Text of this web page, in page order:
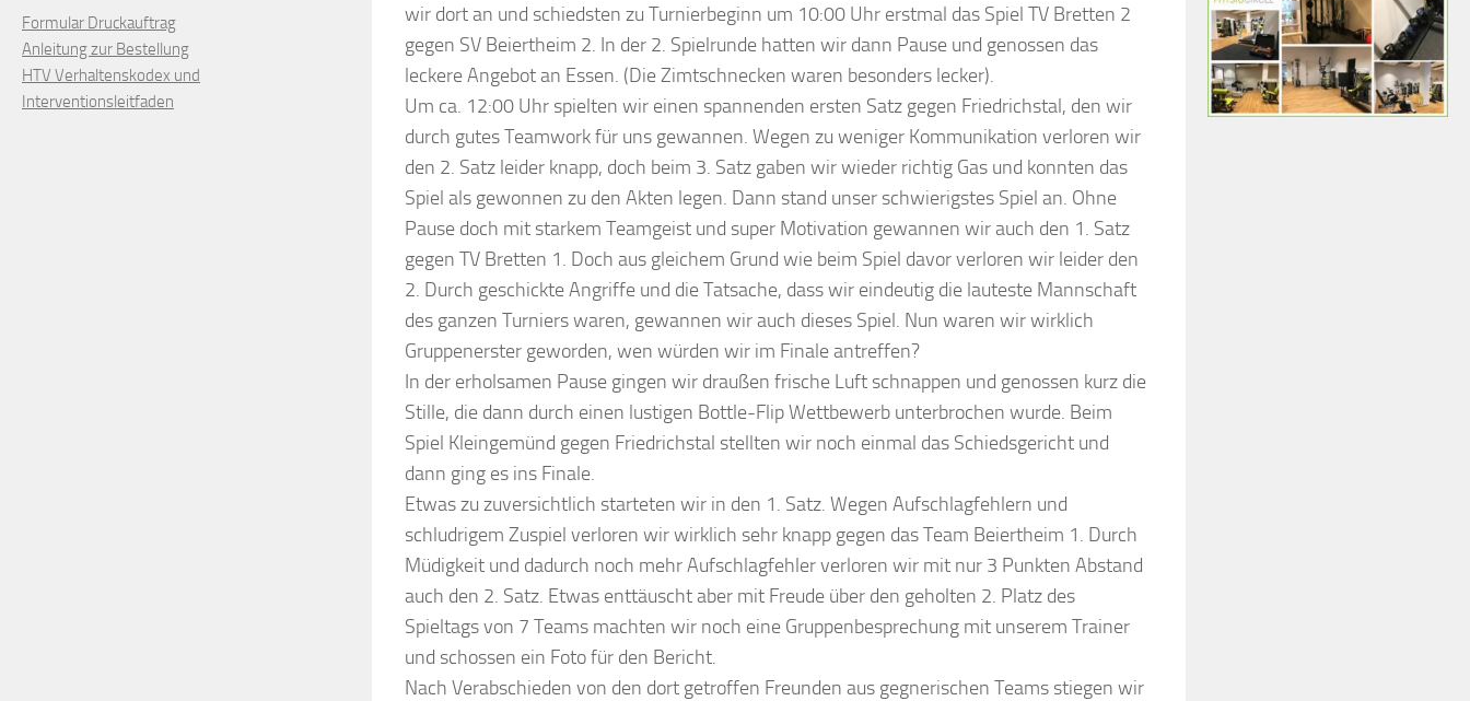
wir dort an und schiedsten zu Turnierbeginn um 10:00 Uhr erstmal das Spiel TV Bretten 2
gegen SV Beiertheim 2. In der 2. Spielrunde hatten wir dann Pause und genossen das
leckere Angebot an Essen. (Die Zimtschnecken waren besonders lecker).
Um ca. 12:00 Uhr spielten wir einen spannenden ersten Satz gegen Friedrichstal, den wir
durch gutes Teamwork für uns gewannen. Wegen zu weniger Kommunikation verloren wir
den 2. Satz leider knapp, doch beim 3. Satz gaben wir wieder richtig Gas und konnten das
Spiel als gewonnen zu den Akten legen. Dann stand unser schwierigstes Spiel an. Ohne
Pause doch mit starkem Teamgeist und super Motivation gewannen wir auch den 1. Satz
gegen TV Bretten 1. Doch aus gleichem Grund wie beim Spiel davor verloren wir leider den
2. Durch geschickte Angriffe und die Tatsache, dass wir eindeutig die lauteste Mannschaft
des ganzen Turniers waren, gewannen wir auch dieses Spiel. Nun waren wir wirklich
Gruppenerster geworden, wen würden wir im Finale antreffen?
In der erholsamen Pause gingen wir draußen frische Luft schnappen und genossen kurz die
Stille, die dann durch einen lustigen Bottle-Flip Wettbewerb unterbrochen wurde. Beim
Spiel Kleingemünd gegen Friedrichstal stellten wir noch einmal das Schiedsgericht und
dann ging es ins Finale.
Etwas zu zuversichtlich starteten wir in den 1. Satz. Wegen Aufschlagfehlern und
schludrigem Zuspiel verloren wir wirklich sehr knapp gegen das Team Beiertheim 1. Durch
Müdigkeit und dadurch noch mehr Aufschlagfehler verloren wir mit nur 3 Punkten Abstand
auch den 2. Satz. Etwas enttäuscht aber mit Freude über den geholten 2. Platz des
Spieltags von 7 Teams machten wir noch eine Gruppenbesprechung mit unserem Trainer
und schossen ein Foto für den Bericht.
Nach Verabschieden von den dort getroffen Freunden aus gegnerischen Teams stiegen wir
Formular Druckauftrag
Anleitung zur Bestellung
HTV Verhaltenskodex und
Interventionsleitfaden